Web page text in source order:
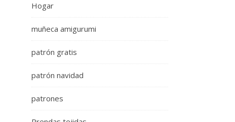
Hogar
muñeca amigurumi
patrón gratis
patrón navidad
patrones